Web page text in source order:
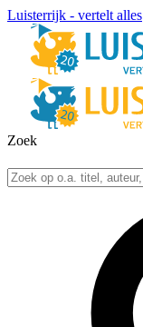
Luisterrijk - vertelt alles
Zoek